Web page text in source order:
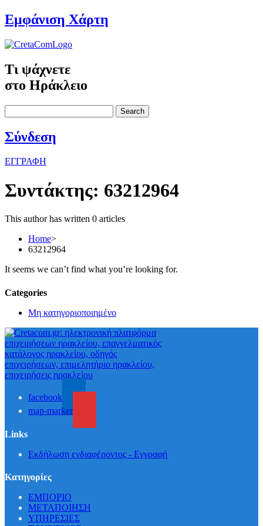
Εμφάνιση Χάρτη
Τι ψάχνετε
στο Ηράκλειο
Search
Σύνδεση
ΕΓΓΡΑΦΗ
Συντάκτης: 63212964
This author has written 0 articles
Home>
63212964
It seems we can’t find what you’re looking for.
Categories
Μη κατηγοριοποιημένο
facebook
map-marker
Links
Εκδήλωση ενδιαφέροντος - Εγγραφή
Κατηγορίες
ΕΜΠΟΡΙΟ
ΜΕΤΑΠΟΙΗΣΗ
ΥΠΗΡΕΣΙΕΣ